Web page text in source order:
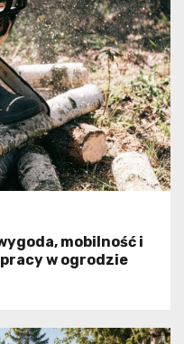
mobilność i
w ogrodzie